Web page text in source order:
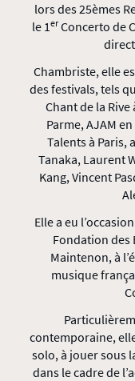
lors des 25èmes
le 1erConcerto de
Chambriste, elle
des festivals, tels
Chant de la Rive
Parme, AJAM en
Talentsà Paris,
Tanaka, Laurent
Kang, Vincent
Elle a eu
Fondation des
Maintenon, à
musique
contemporaine,
solo, à jouer sous
dans le cadre de